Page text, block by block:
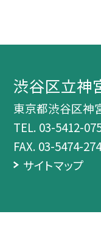
渋谷区立神
東京都渋谷区神
TEL. 03-5412-
FAX. 03-5474-
サイトマップ